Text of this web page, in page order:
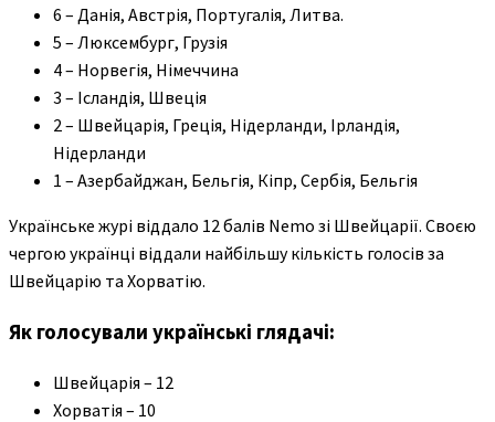
6 – Данія, Австрія, Португалія, Литва.
5 – Люксембург, Грузія
4 – Норвегія, Німеччина
3 – Ісландія, Швеція
2 – Швейцарія, Греція, Нідерланди, Ірландія,
Нідерланди
1 – Азербайджан, Бельгія, Кіпр, Сербія, Бельгія
Українське журі віддало 12 балів Nemo зі Швейцарії. Своєю
чергою українці віддали найбільшу кількість голосів за
Швейцарію та Хорватію.
Як голосували українські глядачі:
Швейцарія – 12
Хорватія – 10